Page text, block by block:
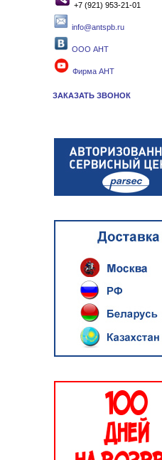
+7 (921) 953-21-01
info@antspb.ru
ООО АНТ
Фирма АНТ
ЗАКАЗАТЬ ЗВОНОК